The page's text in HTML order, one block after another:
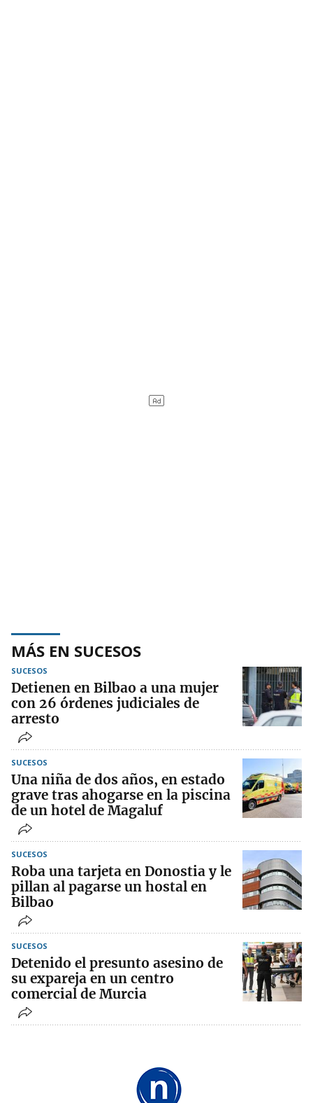
MÁS EN SUCESOS
SUCESOS
Detienen en Bilbao a una mujer
con 26 órdenes judiciales de
arresto
SUCESOS
Una niña de dos años, en estado
grave tras ahogarse en la piscina
de un hotel de Magaluf
SUCESOS
Roba una tarjeta en Donostia y le
pillan al pagarse un hostal en
Bilbao
SUCESOS
Detenido el presunto asesino de
su expareja en un centro
comercial de Murcia